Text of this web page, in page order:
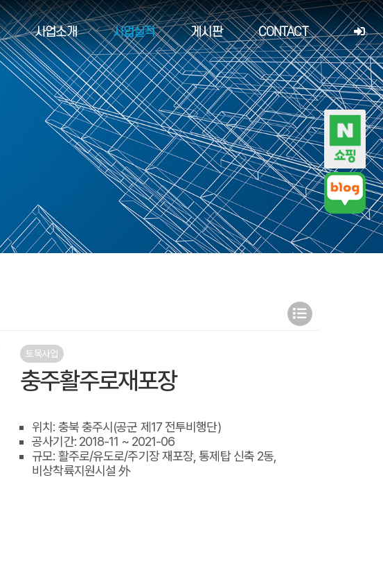
사업소개 사업실적 게시판 CONTACT
토목사업
충주활주로재포장
위치: 충북 충주시(공군 제17 전투비행단)
공사기간: 2018-11 ~ 2021-06
규모: 활주로/유도로/주기장 재포장, 통제탑 신축 2동,
비상착륙지원시설 外